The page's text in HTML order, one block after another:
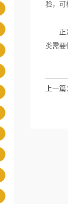
验，可
正是
类需要
上一篇